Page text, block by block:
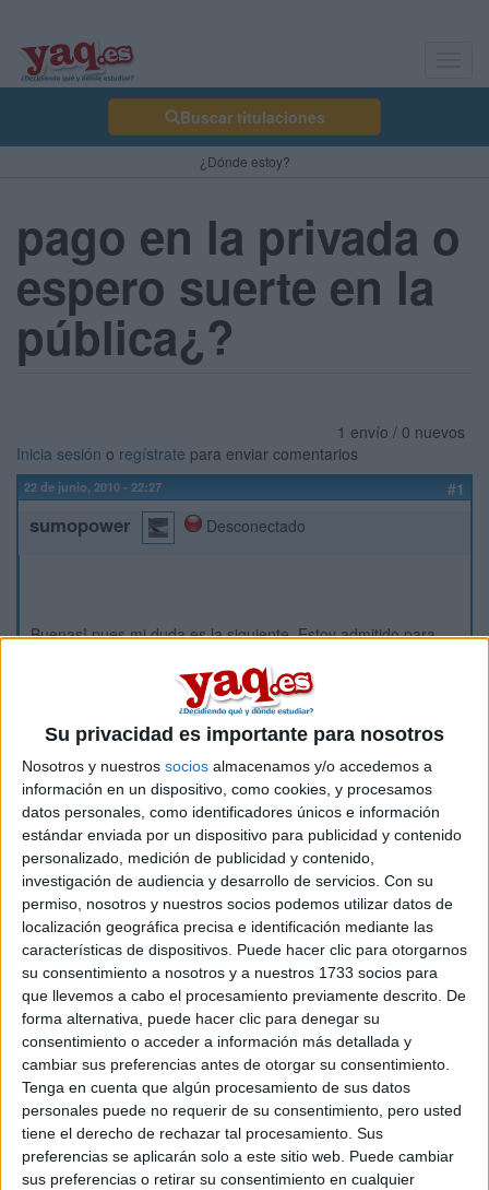
Su privacidad es importante para nosotros
Nosotros y nuestros socios almacenamos y/o accedemos a
información en un dispositivo, como cookies, y procesamos
datos personales, como identificadores únicos e información
estándar enviada por un dispositivo para publicidad y contenido
personalizado, medición de publicidad y contenido,
investigación de audiencia y desarrollo de servicios. Con su
permiso, nosotros y nuestros socios podemos utilizar datos de
localización geográfica precisa e identificación mediante las
características de dispositivos. Puede hacer clic para otorgarnos
su consentimiento a nosotros y a nuestros 1733 socios para
que llevemos a cabo el procesamiento previamente descrito. De
forma alternativa, puede hacer clic para denegar su
consentimiento o acceder a información más detallada y
cambiar sus preferencias antes de otorgar su consentimiento.
Tenga en cuenta que algún procesamiento de sus datos
personales puede no requerir de su consentimiento, pero usted
tiene el derecho de rechazar tal procesamiento. Sus
preferencias se aplicarán solo a este sitio web. Puede cambiar
sus preferencias o retirar su consentimiento en cualquier
Buscar titulaciones
¿Dónde estoy?
pago en la privada o
espero suerte en la
pública¿?
1 envío / 0 nuevos
Inicia sesión o regístrate para enviar comentarios
22 de junio, 2010 - 22:27 #1
sumopower Desconectado
Buenas! pues mi duda es la siguiente. Estoy admitido para
plazo hasta el viernes para pagar la matricula, unos 400 y
algo de euros. De esta manera se me adjudicara la plaza.
El tema está, en que también voy a pedir plaza en la pública,
pero hasta bien entrados en julio no me dirán si obtengo mi
plaza o no.... Entonces no se; si pago ahora este dinero y
luego obtengo plaza en alicante me lo devolverán ¿? Lo que
no quiero es quedarme sin plaza....
Si alguien me puede facilitar alguna info se lo agradeceria
mucho!!
un saludo!!!
Donde me lleve el viento
Etiquetas:
La universidad - un mundo Magisterio de Educación Primaria